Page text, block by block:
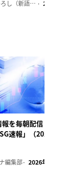
もり ひろし（新語ウォッチャー） 2023年7
報を毎朝配信「オル
速報」（2026年8
編集部 2026年8月7日